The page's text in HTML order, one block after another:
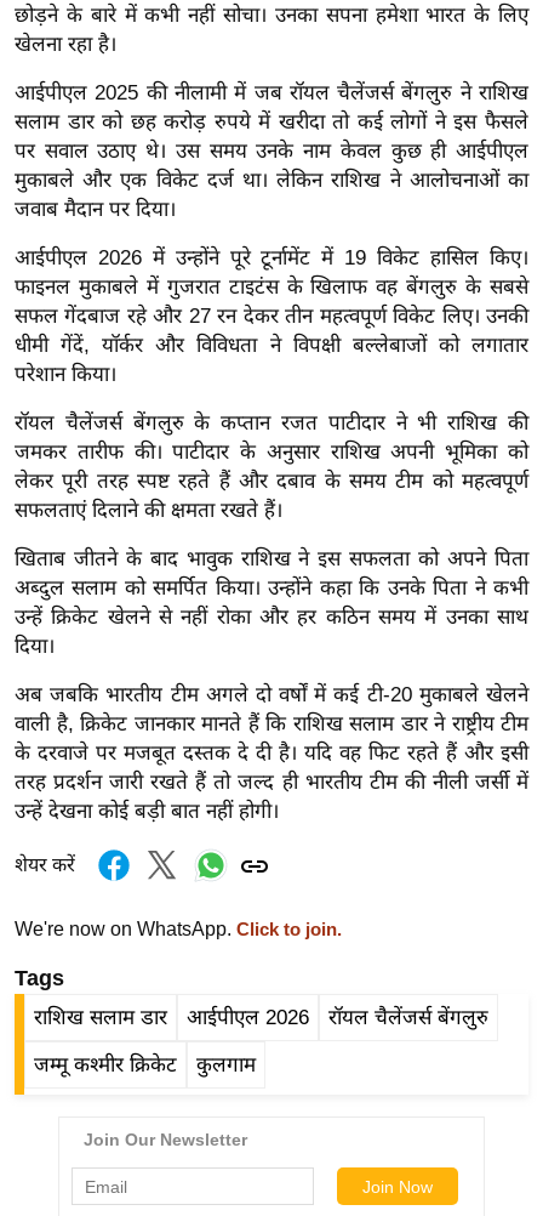
त
ऑ
टो
व
र्ल्ड
न्यू
ज
ब्री
फ
म
नो
रं
ज
न
ज
ग
बॉ
ली
वु
हॉ
ली
वु
ड
ल्म
मी
क्षा
B
e
छोड़ने के बारे में कभी नहीं सोचा। उनका सपना हमेशा भारत के लिए
खेलना रहा है।
आईपीएल 2025 की नीलामी में जब रॉयल चैलेंजर्स बेंगलुरु ने राशिख
सलाम डार को छह करोड़ रुपये में खरीदा तो कई लोगों ने इस फैसले
पर सवाल उठाए थे। उस समय उनके नाम केवल कुछ ही आईपीएल
मुकाबले और एक विकेट दर्ज था। लेकिन राशिख ने आलोचनाओं का
जवाब मैदान पर दिया।
आईपीएल 2026 में उन्होंने पूरे टूर्नामेंट में 19 विकेट हासिल किए।
फाइनल मुकाबले में गुजरात टाइटंस के खिलाफ वह बेंगलुरु के सबसे
सफल गेंदबाज रहे और 27 रन देकर तीन महत्वपूर्ण विकेट लिए। उनकी
धीमी गेंदें, यॉर्कर और विविधता ने विपक्षी बल्लेबाजों को लगातार
परेशान किया।
रॉयल चैलेंजर्स बेंगलुरु के कप्तान रजत पाटीदार ने भी राशिख की
जमकर तारीफ की। पाटीदार के अनुसार राशिख अपनी भूमिका को
लेकर पूरी तरह स्पष्ट रहते हैं और दबाव के समय टीम को महत्वपूर्ण
सफलताएं दिलाने की क्षमता रखते हैं।
खिताब जीतने के बाद भावुक राशिख ने इस सफलता को अपने पिता
अब्दुल सलाम को समर्पित किया। उन्होंने कहा कि उनके पिता ने कभी
उन्हें क्रिकेट खेलने से नहीं रोका और हर कठिन समय में उनका साथ
दिया।
अब जबकि भारतीय टीम अगले दो वर्षों में कई टी-20 मुकाबले खेलने
वाली है, क्रिकेट जानकार मानते हैं कि राशिख सलाम डार ने राष्ट्रीय टीम
के दरवाजे पर मजबूत दस्तक दे दी है। यदि वह फिट रहते हैं और इसी
तरह प्रदर्शन जारी रखते हैं तो जल्द ही भारतीय टीम की नीली जर्सी में
उन्हें देखना कोई बड़ी बात नहीं होगी।
शेयर करें
We're now on WhatsApp. Click to join.
Tags
राशिख सलाम डार आईपीएल 2026 रॉयल चैलेंजर्स बेंगलुरु
जम्मू कश्मीर क्रिकेट कुलगाम